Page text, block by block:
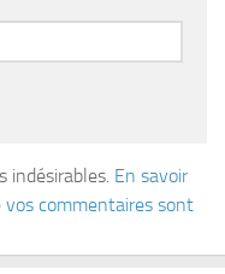
indésirables. En savoir
vos commentaires sont